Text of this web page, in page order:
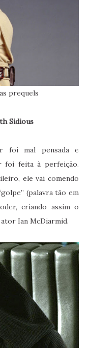
prequels
Sidious
foi mal pensada e
foi feita à perfeição.
ele vai comendo
(palavra tão em
criando assim o
Ian McDiarmid.